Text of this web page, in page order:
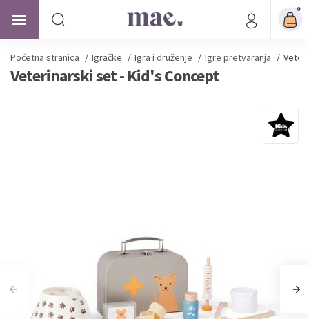
0
Početna stranica / Igračke / Igra i druženje / Igre pretvaranja /
Veterinarski set - Kid's Concept